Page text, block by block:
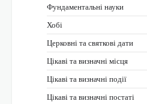
Фундаментальні науки
Хобі
Церковні та святкові дати
Цікаві та визначні місця
Цікаві та визначні події
Цікаві та визначні постаті